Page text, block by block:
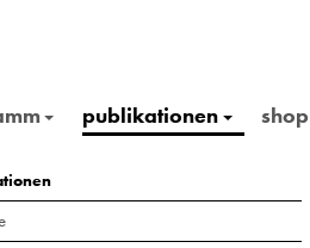
publikationen shop